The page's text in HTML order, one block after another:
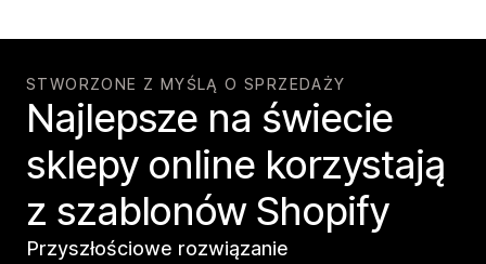
STWORZONE Z MYŚLĄ O SPRZEDAŻY
Najlepsze na świecie
sklepy online korzystają
z szablonów Shopify
Przyszłościowe rozwiązanie